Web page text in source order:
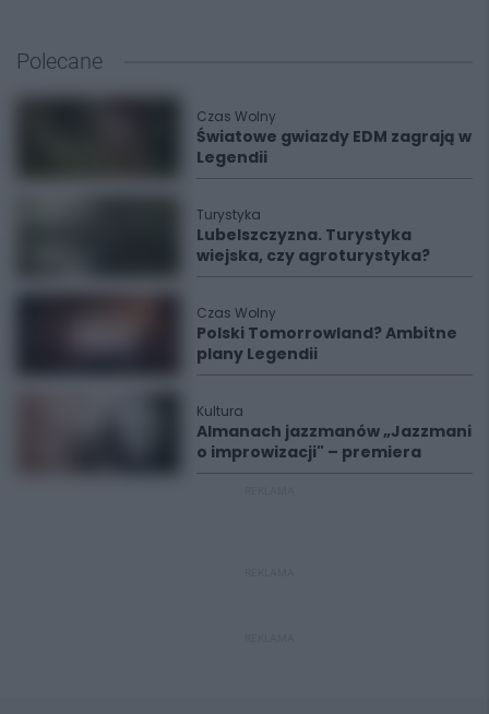
Polecane
Czas Wolny
Światowe gwiazdy EDM zagrają w
Legendii
Turystyka
Lubelszczyzna. Turystyka
wiejska, czy agroturystyka?
Czas Wolny
Polski Tomorrowland? Ambitne
plany Legendii
Kultura
Almanach jazzmanów „Jazzmani
o improwizacji" – premiera